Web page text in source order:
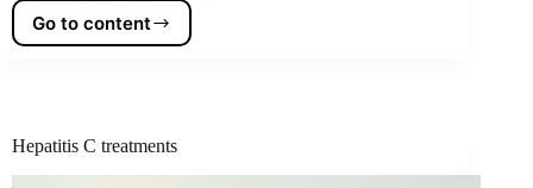
Go to content
Prevention
Hepatitis C treatments